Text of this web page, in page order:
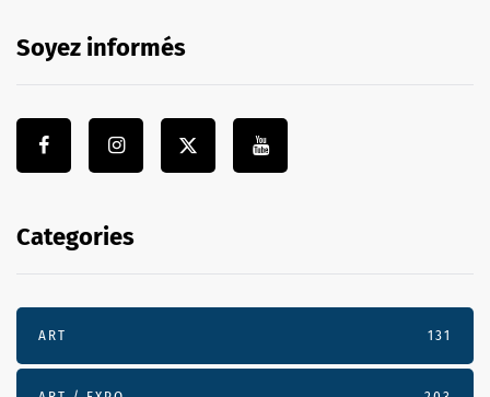
Soyez informés
Categories
ART 131